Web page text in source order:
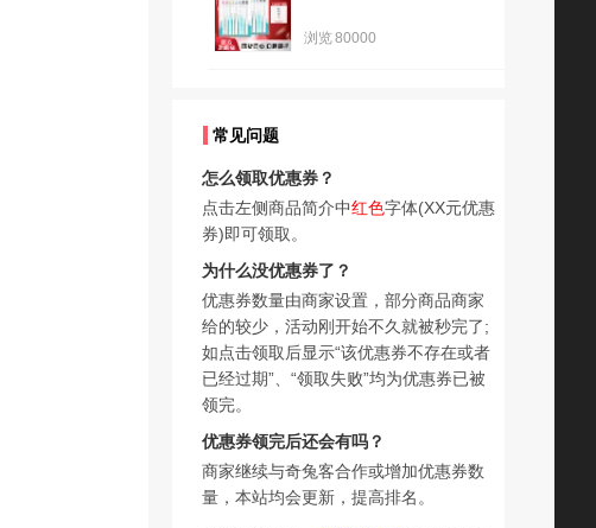
浏览80000
常见问题
怎么领取优惠券？
点击左侧商品简介中红色字体(XX元优惠
券)即可领取。
为什么没优惠券了？
优惠券数量由商家设置，部分商品商家
给的较少，活动刚开始不久就被秒完了;
如点击领取后显示“该优惠券不存在或者
已经过期”、“领取失败”均为优惠券已被
领完。
优惠券领完后还会有吗？
商家继续与奇兔客合作或增加优惠券数
量，本站均会更新，提高排名。